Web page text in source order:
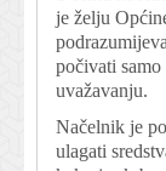
je želju
počivati
uvažavanju.
Načelnik je
ulagati